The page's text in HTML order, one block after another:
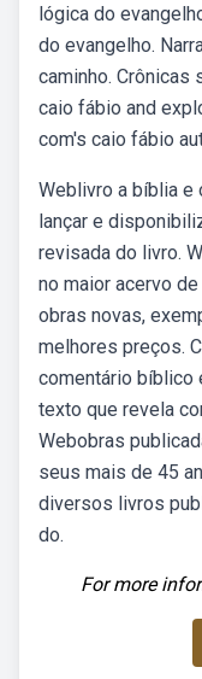
lógica do
do evangelho.
caminho. Crônicas
caio fábio and
com's caio fábio
Weblivro a bíblia e
lançar e
revisada do livro.
no maior acervo
obras novas,
melhores preços.
comentário bíblico
texto que revela
Webobras
seus mais de 45
diversos livros
do.
For more